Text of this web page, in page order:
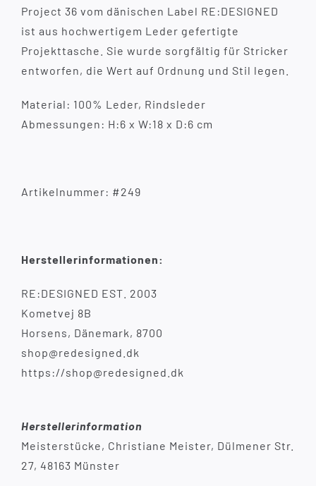
Project 36 vom dänischen Label RE:DESIGNED
ist aus hochwertigem Leder gefertigte
Projekttasche. Sie wurde sorgfältig für Stricker
entworfen, die Wert auf Ordnung und Stil legen.
Material: 100% Leder, Rindsleder
Abmessungen: H:6 x W:18 x D:6 cm
Artikelnummer: #249
Herstellerinformationen:
RE:DESIGNED EST. 2003
Kometvej 8B
Horsens, Dänemark, 8700
shop@redesigned.dk
https://shop@redesigned.dk
Herstellerinformation
Meisterstücke, Christiane Meister, Dülmener Str.
27, 48163 Münster